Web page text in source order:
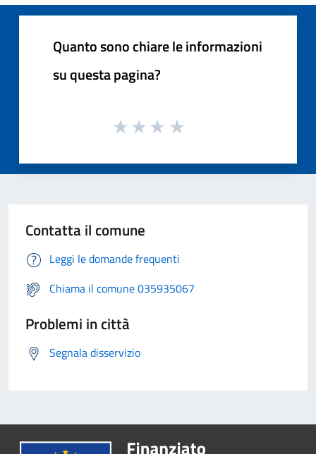
Quanto sono chiare le informazioni
su questa pagina?
Contatta il comune
Leggi le domande frequenti
Chiama il comune 035935067
Problemi in città
Segnala disservizio